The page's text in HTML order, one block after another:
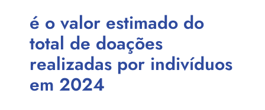
é o valor estimado do
total de doações
realizadas por indivíduos
em 2024